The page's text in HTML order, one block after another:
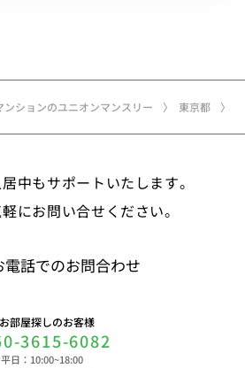
ションのユニオンマンスリー 東京都
中もサポートいたします。
にお問い合せください。
電話でのお問合わせ
お部屋探しのお客様
3615-6082
平日：10:00~18:00